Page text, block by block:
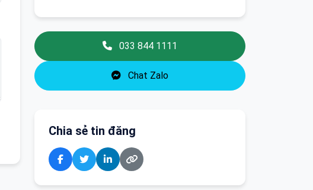
033 844 1111
Chat Zalo
Chia sẻ tin đăng